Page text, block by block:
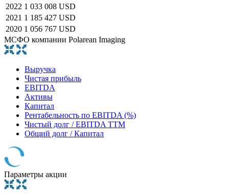
2022 1 033 008 USD
2021 1 185 427 USD
2020 1 056 767 USD
МСФО компании Polarean Imaging
Выручка
Чистая прибыль
EBITDA
Активы
Капитал
Рентабельность по EBITDA (%)
Чистый долг / EBITDA TTM
Общий долг / Капитал
Параметры акции